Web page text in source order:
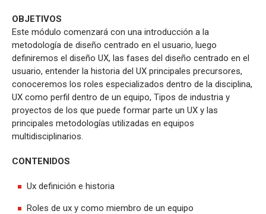
OBJETIVOS
Este módulo comenzará con una introducción a la
metodología de diseño centrado en el usuario, luego
definiremos el diseño UX, las fases del diseño centrado en el
usuario, entender la historia del UX principales precursores,
conoceremos los roles especializados dentro de la disciplina,
UX como perfil dentro de un equipo, Tipos de industria y
proyectos de los que puede formar parte un UX y las
principales metodologías utilizadas en equipos
multidisciplinarios.
CONTENIDOS
Ux definición e historia
Roles de ux y como miembro de un equipo